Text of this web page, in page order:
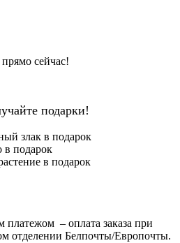
сейчас!
подарки!
злак в подарок
в подарок
в подарок
– оплата заказа при
отделении Белпочты/Европочты.